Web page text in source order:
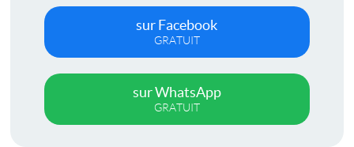
sur Facebook
GRATUIT
sur WhatsApp
GRATUIT